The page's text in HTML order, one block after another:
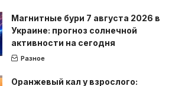
Магнитные бури 7 августа 2026 в
Украине: прогноз солнечной
активности на сегодня
Разное
Оранжевый кал у взрослого: